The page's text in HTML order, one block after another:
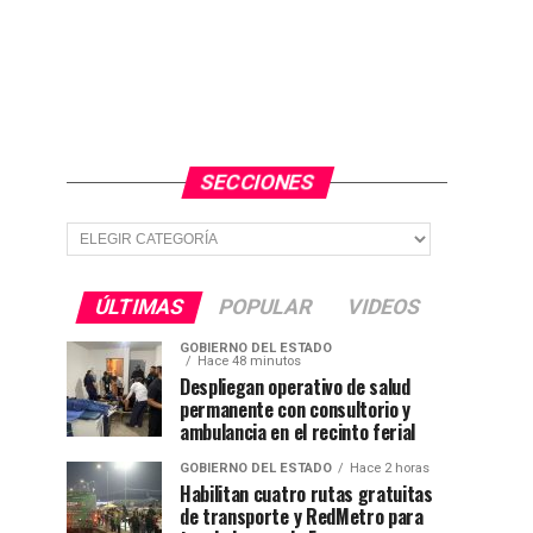
SECCIONES
Secciones
ÚLTIMAS POPULAR VIDEOS
GOBIERNO DEL ESTADO
Hace 48 minutos
Despliegan operativo de salud
permanente con consultorio y
ambulancia en el recinto ferial
GOBIERNO DEL ESTADO Hace 2 horas
Habilitan cuatro rutas gratuitas
de transporte y RedMetro para